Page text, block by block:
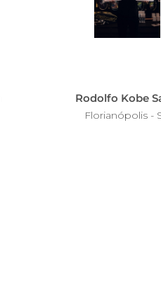
Rodolfo Kobe
Florianópolis -